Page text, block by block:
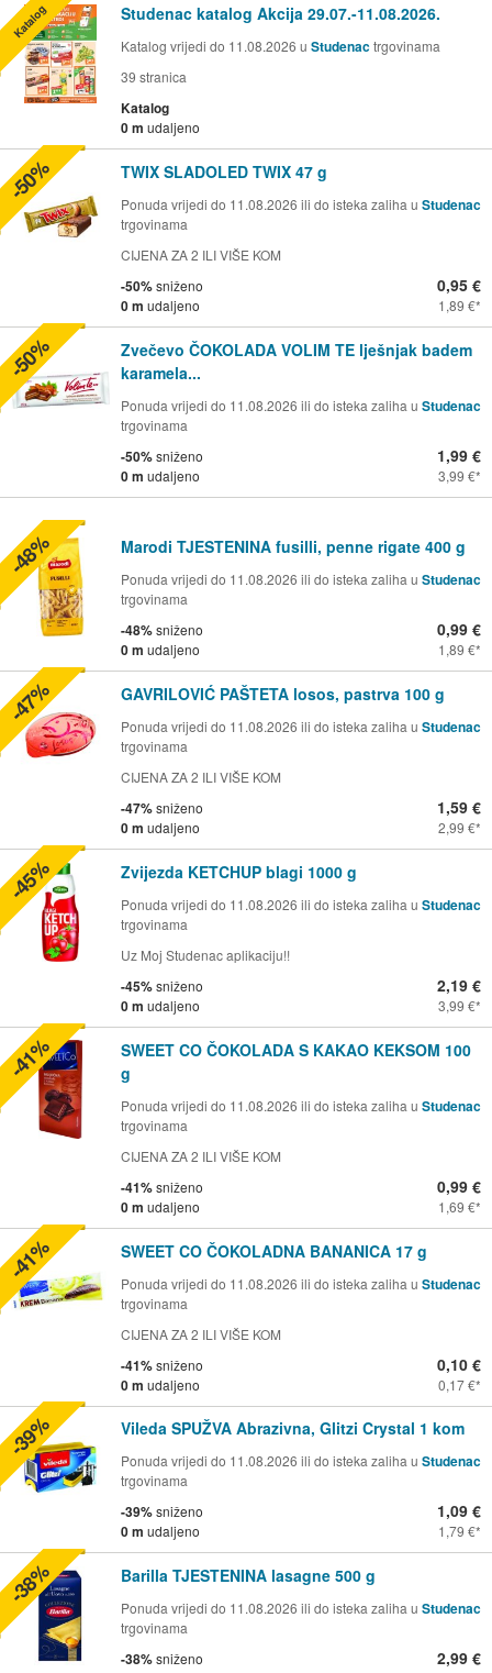
Studenac katalog Akcija 29.07.-11.08.2026.
Katalog vrijedi do 11.08.2026 u Studenactrgovinama
39 stranica
Katalog
0 m udaljeno
Katalog
TWIX SLADOLED TWIX 47 g
Ponuda vrijedi do 11.08.2026 ili do isteka zaliha u Studenac
trgovinama
CIJENA ZA 2 ILI VIŠE KOM
-50%sniženo
0 m udaljeno
0,95 €
1,89 €
-50%
Zvečevo ČOKOLADA VOLIM TE lješnjak badem
karamela...
Ponuda vrijedi do 11.08.2026 ili do isteka zaliha u Studenac
trgovinama
-50%sniženo
0 m udaljeno
1,99 €
3,99 €
-50%
Marodi TJESTENINA fusilli, penne rigate 400 g
Ponuda vrijedi do 11.08.2026 ili do isteka zaliha u Studenac
trgovinama
-48%sniženo
0 m udaljeno
0,99 €
1,89 €
-48%
GAVRILOVIĆ PAŠTETA losos, pastrva 100 g
Ponuda vrijedi do 11.08.2026 ili do isteka zaliha u Studenac
trgovinama
CIJENA ZA 2 ILI VIŠE KOM
-47%sniženo
0 m udaljeno
1,59 €
2,99 €
-47%
Zvijezda KETCHUP blagi 1000 g
Ponuda vrijedi do 11.08.2026 ili do isteka zaliha u Studenac
trgovinama
Uz Moj Studenac aplikaciju!!
-45%sniženo
0 m udaljeno
2,19 €
3,99 €
-45%
SWEET CO ČOKOLADA S KAKAO KEKSOM 100
g
Ponuda vrijedi do 11.08.2026 ili do isteka zaliha u Studenac
trgovinama
CIJENA ZA 2 ILI VIŠE KOM
-41%sniženo
0 m udaljeno
0,99 €
1,69 €
-41%
SWEET CO ČOKOLADNA BANANICA 17 g
Ponuda vrijedi do 11.08.2026 ili do isteka zaliha u Studenac
trgovinama
CIJENA ZA 2 ILI VIŠE KOM
-41%sniženo
0 m udaljeno
0,10 €
0,17 €
-41%
Vileda SPUŽVA Abrazivna, Glitzi Crystal 1 kom
Ponuda vrijedi do 11.08.2026 ili do isteka zaliha u Studenac
trgovinama
-39%sniženo
0 m udaljeno
1,09 €
1,79 €
-39%
Barilla TJESTENINA lasagne 500 g
Ponuda vrijedi do 11.08.2026 ili do isteka zaliha u Studenac
trgovinama
-38%sniženo 2,99 €
-38%